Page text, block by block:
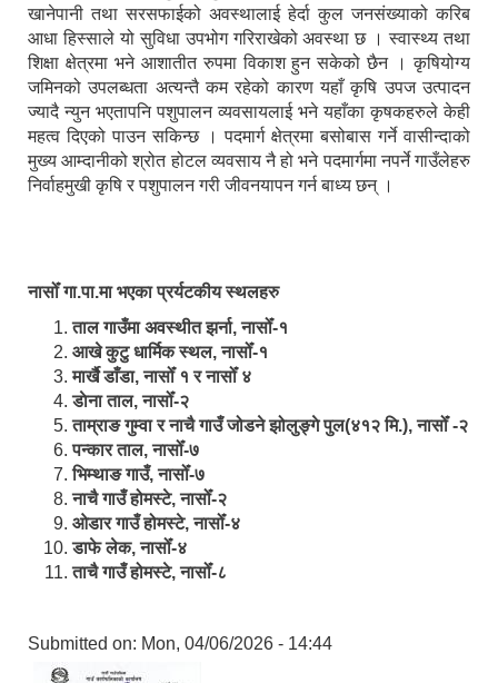
खानेपानी तथा सरसफाईको अवस्थालाई हेर्दा कुल जनसंख्याको करिब
आधा हिस्साले यो सुविधा उपभोग गरिराखेको अवस्था छ । स्वास्थ्य तथा
शिक्षा क्षेत्रमा भने आशातीत रुपमा विकाश हुन सकेको छैन । कृषियोग्य
जमिनको उपलब्धता अत्यन्तै कम रहेको कारण यहाँ कृषि उपज उत्पादन
ज्यादै न्युन भएतापनि पशुपालन व्यवसायलाई भने यहाँका कृषकहरुले केही
महत्व दिएको पाउन सकिन्छ । पदमार्ग क्षेत्रमा बसोबास गर्ने वासीन्दाको
मुख्य आम्दानीको श्रोत होटल व्यवसाय नै हो भने पदमार्गमा नपर्ने गाउँलेहरु
निर्वाहमुखी कृषि र पशुपालन गरी जीवनयापन गर्न बाध्य छन् ।
नासोँ गा.पा.मा भएका प्रर्यटकीय स्थलहरु
ताल गाउँमा अवस्थीत झर्ना, नासोँ-१
आखे कुटु धार्मिक स्थल, नासोँ-१
मार्खै डाँडा, नासोँ १ र नासोँ ४
डाेना ताल, नासोँ-२
ताम्राङ गुम्वा र नाचै गाउँ जोडने झोलुङ्गे पुल(४१२ मि.), नासोँ -२
पन्कार ताल, नासोँ-७
भिम्थाङ गाउँ, नासोँ-७
नाचै गाउँ होमस्टे, नासोँ-२
ओ‍‍‌डार गाउँ होमस्टे, नासोँ-४
डाफे लेक, नासोँ-४
ताचै गाउँ होमस्टे, नासोँ-८
Submitted on: Mon, 04/06/2026 - 14:44